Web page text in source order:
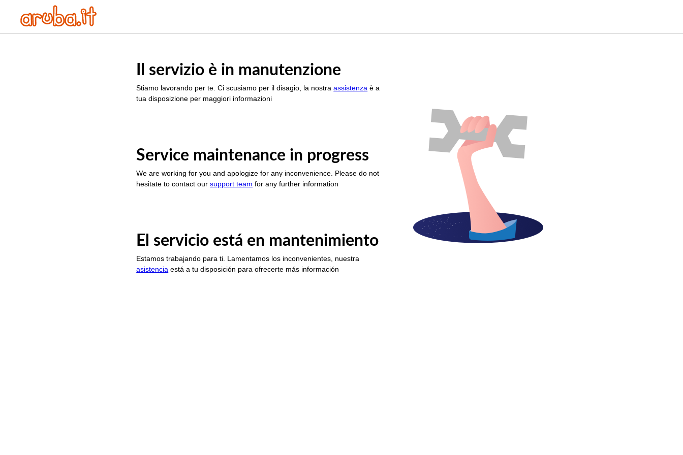
Il servizio è in manutenzione
Stiamo lavorando per te. Ci scusiamo per il disagio, la nostraassistenza è a
tua disposizione per maggiori informazioni
Service maintenance in progress
We are working for you and apologize for any inconvenience. Please do not
hesitate to contact oursupport team for any further information
El servicio está en mantenimiento
Estamos trabajando para ti. Lamentamos los inconvenientes, nuestra
asistencia está a tu disposición para ofrecerte más información